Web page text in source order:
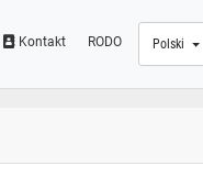
Kontakt RODO Polski